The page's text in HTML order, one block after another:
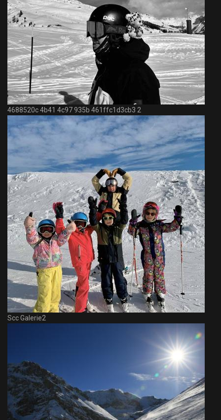
4688520c 4b41 4c97 935b 461ffc1d3cb3 2
Scc Galerie2